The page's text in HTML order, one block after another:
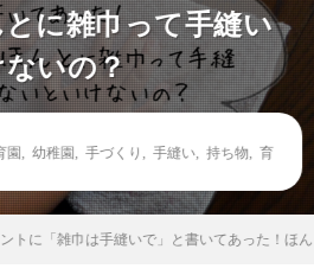
に雑巾って手縫い
いの？
園 ,幼稚園 ,手づくり ,手縫い ,持ち物 ,育
トに「雑巾は手縫いで」と書いてあった！ほ